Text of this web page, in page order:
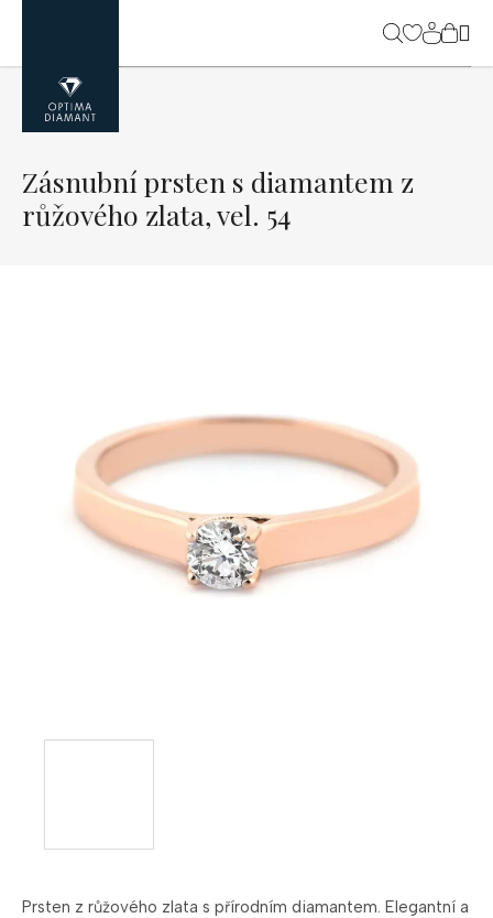
obsah
Prsten z růžového zlata s přírodním diamantem. Elegantní a
Zásnubní prsten s diamantem z
růžového zlata, vel. 54